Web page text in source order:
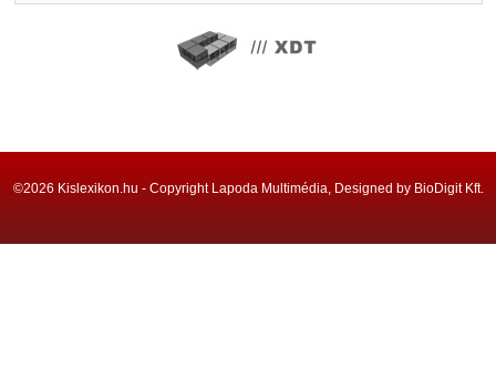
©2026 Kislexikon.hu - Copyright Lapoda Multimédia, Designed by BioDigit Kft.